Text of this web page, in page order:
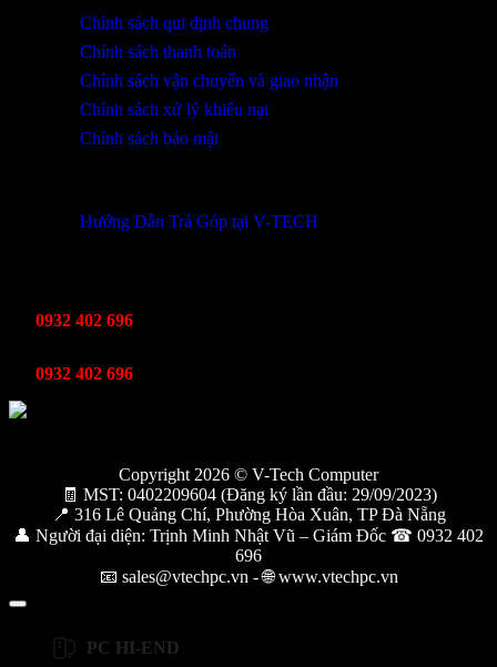
Chính sách qui định chung
Chính sách thanh toán
Chính sách vận chuyển và giao nhận
Chính sách xử lý khiếu nại
Chính sách bảo mật
Hướng Dẫn Trả Góp tại V-TECH
0932 402 696
0932 402 696
Copyright 2026 © V-Tech Computer
🧾 MST: 0402209604 (Đăng ký lần đầu: 29/09/2023)
📍 316 Lê Quảng Chí, Phường Hòa Xuân, TP Đà Nẵng
👤 Người đại diện: Trịnh Minh Nhật Vũ – Giám Đốc ☎ 0932 402
696
📧 sales@vtechpc.vn - 🌐 www.vtechpc.vn
PC HI-END